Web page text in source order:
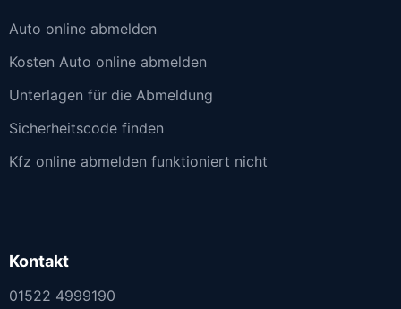
Auto online abmelden
Kosten Auto online abmelden
Unterlagen für die Abmeldung
Sicherheitscode finden
Kfz online abmelden funktioniert nicht
Kontakt
01522 4999190